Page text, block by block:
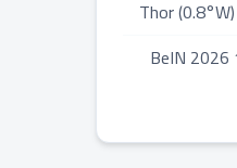
تردد قناة بين سبورت أكسترا 1 2026 BeIN